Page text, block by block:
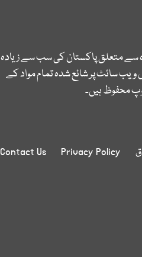
سے متعلق پاکستان کی سب سے زیادہ
سائٹ پر شائع شدہ تمام مواد کے
محفوظ ہیں۔
Privacy Policy
Contact Us